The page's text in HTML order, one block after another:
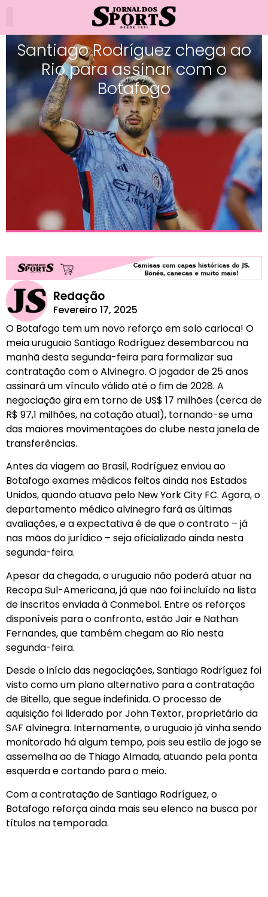
Santiago Rodríguez chega ao
Rio para assinar com o
Botafogo
Redação
Fevereiro 17, 2025
O Botafogo tem um novo reforço em solo carioca! O
meia uruguaio Santiago Rodríguez desembarcou na
manhã desta segunda-feira para formalizar sua
contratação com o Alvinegro. O jogador de 25 anos
assinará um vínculo válido até o fim de 2028. A
negociação gira em torno de US$ 17 milhões (cerca de
R$ 97,1 milhões, na cotação atual), tornando-se uma
das maiores movimentações do clube nesta janela de
transferências.
Antes da viagem ao Brasil, Rodríguez enviou ao
Botafogo exames médicos feitos ainda nos Estados
Unidos, quando atuava pelo New York City FC. Agora, o
departamento médico alvinegro fará as últimas
avaliações, e a expectativa é de que o contrato – já
nas mãos do jurídico – seja oficializado ainda nesta
segunda-feira.
Apesar da chegada, o uruguaio não poderá atuar na
Recopa Sul-Americana, já que não foi incluído na lista
de inscritos enviada à Conmebol. Entre os reforços
disponíveis para o confronto, estão Jair e Nathan
Fernandes, que também chegam ao Rio nesta
segunda-feira.
Desde o início das negociações, Santiago Rodríguez foi
visto como um plano alternativo para a contratação
de Bitello, que segue indefinida. O processo de
aquisição foi liderado por John Textor, proprietário da
SAF alvinegra. Internamente, o uruguaio já vinha sendo
monitorado há algum tempo, pois seu estilo de jogo se
assemelha ao de Thiago Almada, atuando pela ponta
esquerda e cortando para o meio.
Com a contratação de Santiago Rodríguez, o
Botafogo reforça ainda mais seu elenco na busca por
títulos na temporada.